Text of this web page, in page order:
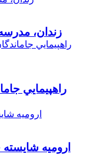
زندان،
راهپيمايي
اروميه